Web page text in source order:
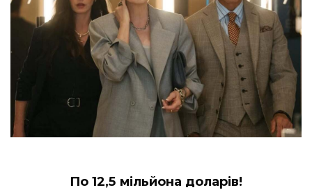
По 12,5 мільйона доларів!